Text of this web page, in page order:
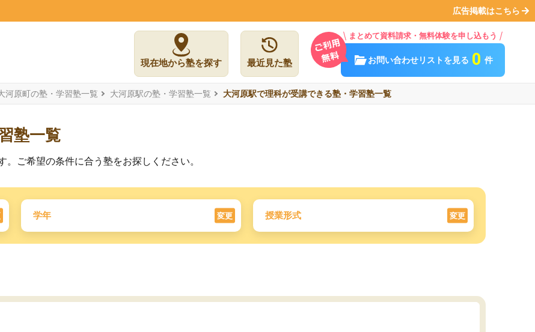
広告掲載はこちら
現在地から塾を探す 最近見た塾
まとめて資料請求・無料体験を申し込もう
お問い合わせリストを見る 0 件
河原町の塾・学習塾一覧 大河原駅の塾・学習塾一覧 大河原駅で理科が受講できる塾・学習塾一覧
塾一覧
ご希望の条件に合う塾をお探しください。
学年 変更 授業形式 変更